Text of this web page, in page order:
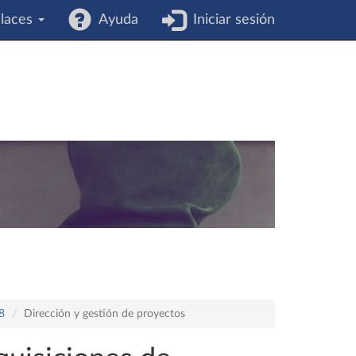
Ayuda Iniciar sesión
Dirección y gestión de proyectos